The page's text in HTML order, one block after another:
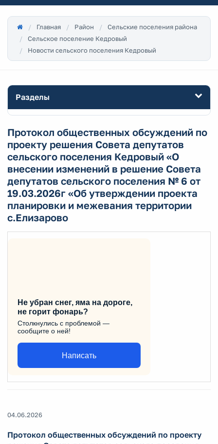
Главная Район
Сельские поселения района
Сельское поселение Кедровый
Новости сельского поселения Кедровый
Разделы
Протокол общественных обсуждений по
проекту решения Совета депутатов
сельского поселения Кедровый «О
внесении изменений в решение Совета
депутатов сельского поселения № 6 от
19.03.2026г «Об утверждении проекта
планировки и межевания территории
с.Елизарово
Не убран снег, яма на дороге,
не горит фонарь?
Столкнулись с проблемой —
сообщите о ней!
Написать
04.06.2026
Протокол общественных обсуждений по проекту